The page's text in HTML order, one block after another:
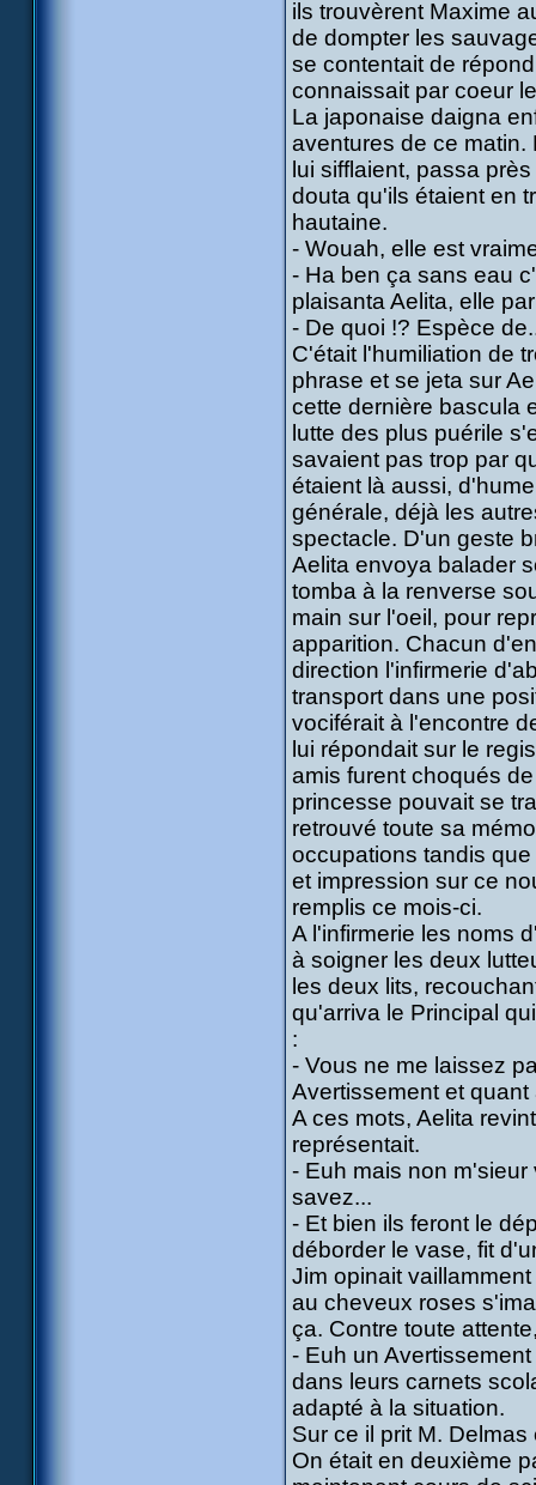
ils trouvèrent Maxime
de dompter les
se contentait de
connaissait par coeur
La japonaise daigna
aventures de ce matin.
lui sifflaient, passa
douta qu'ils étaient en
hautaine.
- Wouah, elle est
- Ha ben ça sans eau
plaisanta Aelita, elle
- De quoi !? Espèce
C'était l'humiliation de
phrase et se jeta sur
cette dernière bascula
lutte des plus puérile
savaient pas trop par
étaient là aussi,
générale, déjà les
spectacle. D'un geste
Aelita envoya balader
tomba à la renverse
main sur l'oeil, pour
apparition. Chacun
direction l'infirmerie
transport dans une
vociférait à l'encontre
lui répondait sur le
amis furent choqués
princesse pouvait se
retrouvé toute sa
occupations tandis
et impression sur ce
remplis ce mois-ci.
A l'infirmerie les noms
à soigner les deux
les deux lits,
qu'arriva le Principal
:
- Vous ne me laissez
Avertissement et
A ces mots, Aelita
représentait.
- Euh mais non
savez...
- Et bien ils feront le
déborder le vase, fit
Jim opinait
au cheveux roses
ça. Contre toute
- Euh un
dans leurs carnets
adapté à la situation.
Sur ce il prit M. Delmas
On était en deuxième